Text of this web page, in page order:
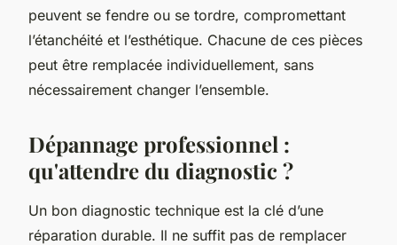
peuvent se fendre ou se tordre, compromettant
l’étanchéité et l’esthétique. Chacune de ces pièces
peut être remplacée individuellement, sans
nécessairement changer l’ensemble.
Dépannage professionnel :
qu'attendre du diagnostic ?
Un bon diagnostic technique est la clé d’une
réparation durable. Il ne suffit pas de remplacer